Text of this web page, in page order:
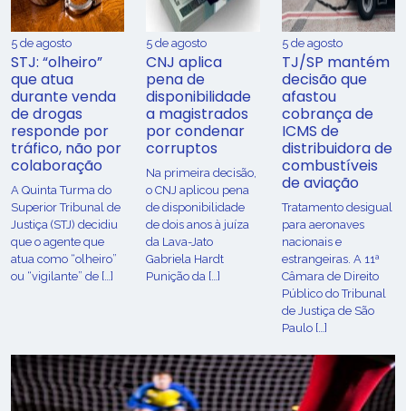
5 de agosto
STJ: “olheiro”
que atua
durante venda
de drogas
responde por
tráfico, não por
colaboração
A Quinta Turma do
Superior Tribunal de
Justiça (STJ) decidiu
que o agente que
atua como “olheiro”
ou “vigilante” de […]
5 de agosto
CNJ aplica
pena de
disponibilidade
a magistrados
por condenar
corruptos
Na primeira decisão,
o CNJ aplicou pena
de disponibilidade
de dois anos à juíza
da Lava-Jato
Gabriela Hardt
Punição da […]
5 de agosto
TJ/SP mantém
decisão que
afastou
cobrança de
ICMS de
distribuidora de
combustíveis
de aviação
Tratamento desigual
para aeronaves
nacionais e
estrangeiras. A 11ª
Câmara de Direito
Público do Tribunal
de Justiça de São
Paulo […]